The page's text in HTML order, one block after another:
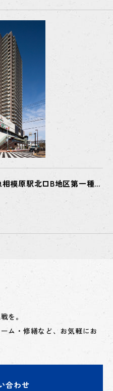
模原駅北口B地区第一種市
を。
ム・修繕など、お気軽にお
合わせ